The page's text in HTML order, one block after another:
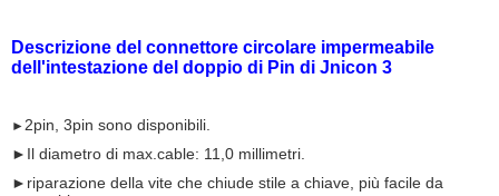
Descrizione del connettore circolare impermeabile
dell'intestazione del doppio di Pin di Jnicon 3
► 2pin, 3pin sono disponibili.
►Il diametro di max.cable: 11,0 millimetri.
►riparazione della vite che chiude stile a chiave, più facile da